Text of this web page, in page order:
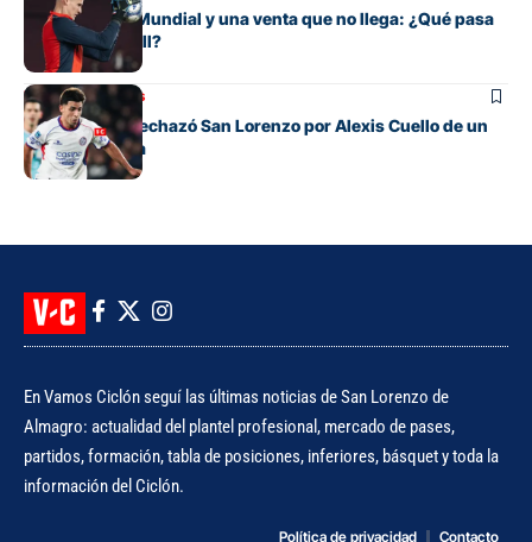
Entre su gran Mundial y una venta que no llega: ¿Qué pasa
con Orlando Gill?
Mercado de pases
La oferta que rechazó San Lorenzo por Alexis Cuello de un
club de España
En Vamos Ciclón seguí las últimas noticias de San Lorenzo de
Almagro: actualidad del plantel profesional, mercado de pases,
partidos, formación, tabla de posiciones, inferiores, básquet y toda la
información del Ciclón.
Política de privacidad Contacto